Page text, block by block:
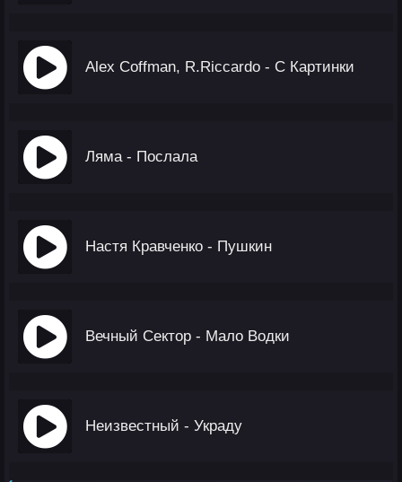
Alex Coffman, R.Riccardo - С Картинки
Ляма - Послала
Настя Кравченко - Пушкин
Вечный Сектор - Мало Водки
Неизвестный - Украду